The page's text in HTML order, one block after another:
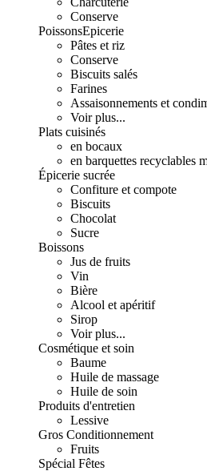
Conserve
PoissonsEpicerie
Pâtes et riz
Conserve
Biscuits salés
Farines
Assaisonnements et
Voir plus...
Plats cuisinés
en bocaux
en barquettes recyclables
Épicerie sucrée
Confiture et compote
Biscuits
Chocolat
Sucre
Boissons
Jus de fruits
Vin
Bière
Alcool et apéritif
Sirop
Voir plus...
Cosmétique et soin
Baume
Huile de massage
Huile de soin
Produits d'entretien
Lessive
Gros Conditionnement
Fruits
Spécial Fêtes